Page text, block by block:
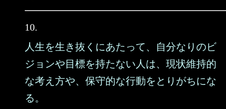
10.
人生を生き抜くにあたって、自分なりのビ
ジョンや目標を持たない人は、現状維持的
な考え方や、保守的な行動をとりがちにな
る。